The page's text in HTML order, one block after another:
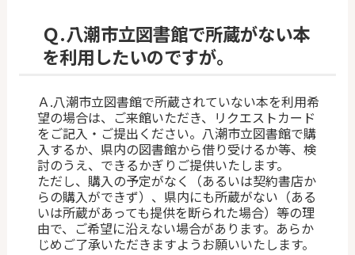
Ｑ.八潮市立図書館で所蔵がない本
を利用したいのですが。
Ａ.八潮市立図書館で所蔵されていない本を利用希
望の場合は、ご来館いただき、リクエストカード
をご記入・ご提出ください。八潮市立図書館で購
入するか、県内の図書館から借り受けるか等、検
討のうえ、できるかぎりご提供いたします。
ただし、購入の予定がなく（あるいは契約書店か
らの購入ができず）、県内にも所蔵がない（ある
いは所蔵があっても提供を断られた場合）等の理
由で、ご希望に沿えない場合があります。あらか
じめご了承いただきますようお願いいたします。